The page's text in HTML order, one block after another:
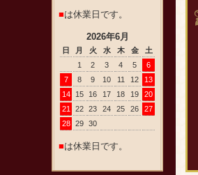
■は休業日です。
2026年6月
日 月 火 水 木 金
土
1
2 3 4 5
6
7
8 9 10 11 12
13
14
15 16 17 18 19
20
21
22 23 24 25 26
27
28
29 30
■は休業日です。